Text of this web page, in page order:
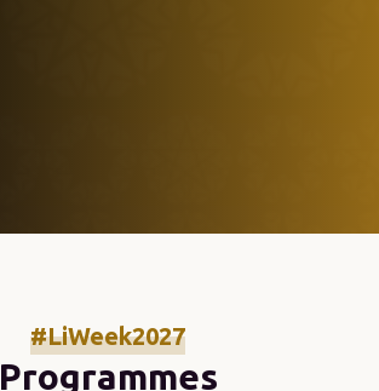
#LiWeek2027
Programmes